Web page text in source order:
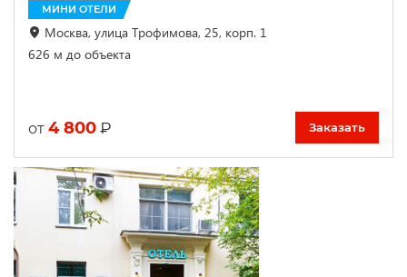
МИНИ ОТЕЛИ
Москва, улица Трофимова, 25, корп. 1
626 м до объекта
от 4 800 ₽ Заказать